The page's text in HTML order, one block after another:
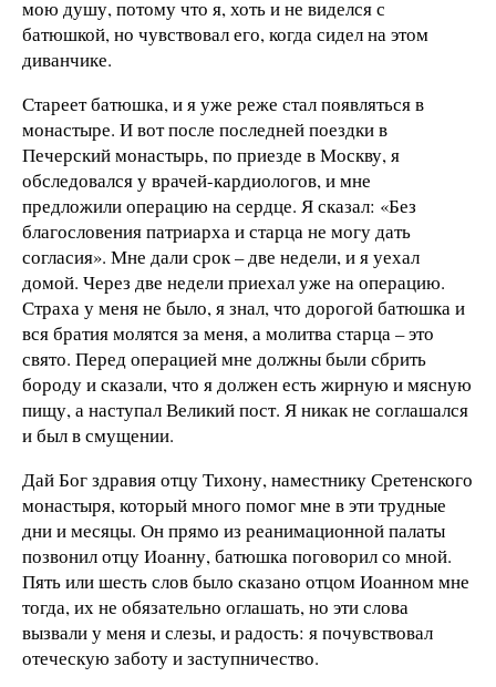
мою душу, потому что я, хоть и не виделся с
батюшкой, но чувствовал его, когда сидел на этом
диванчике.
Стареет батюшка, и я уже реже стал появляться в
монастыре. И вот после последней поездки в
Печерский монастырь, по приезде в Москву, я
обследовался у врачей-кардиологов, и мне
предложили операцию на сердце. Я сказал: «Без
благословения патриарха и старца не могу дать
согласия». Мне дали срок – две недели, и я уехал
домой. Через две недели приехал уже на операцию.
Страха у меня не было, я знал, что дорогой батюшка и
вся братия молятся за меня, а молитва старца – это
свято. Перед операцией мне должны были сбрить
бороду и сказали, что я должен есть жирную и мясную
пищу, а наступал Великий пост. Я никак не соглашался
и был в смущении.
Дай Бог здравия отцу Тихону, наместнику Сретенского
монастыря, который много помог мне в эти трудные
дни и месяцы. Он прямо из реанимационной палаты
позвонил отцу Иоанну, батюшка поговорил со мной.
Пять или шесть слов было сказано отцом Иоанном мне
тогда, их не обязательно оглашать, но эти слова
вызвали у меня и слезы, и радость: я почувствовал
отеческую заботу и заступничество.